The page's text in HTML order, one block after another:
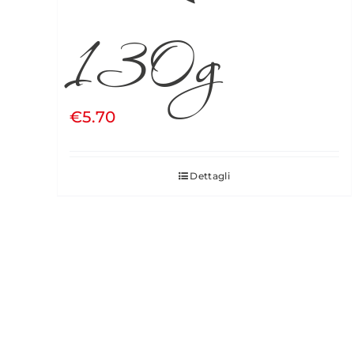
130g
€5.70
Dettagli